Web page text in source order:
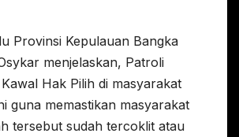
Provinsi Kepulauan Bangka
menjelaskan, Patroli
Hak Pilih di masyarakat
guna memastikan masyarakat
tersebut sudah tercoklit atau